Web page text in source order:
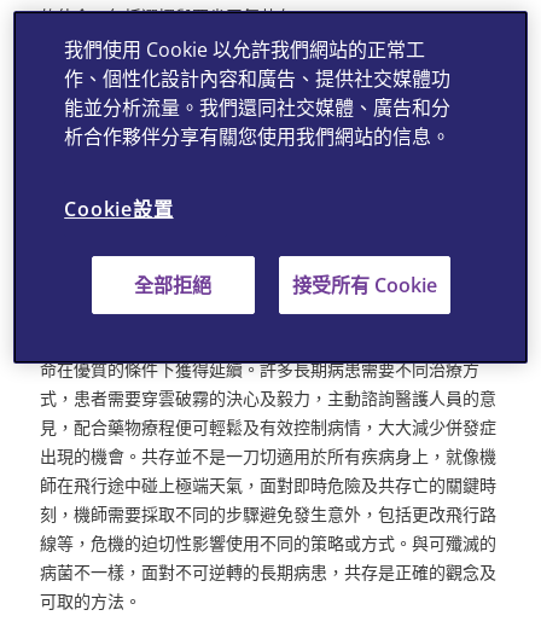
的使命，包括選擇與惡劣天氣共存。
天氣不似預期的情況也適用於健康身上，縱使你不菸不酒，加
上定期運動，外表也比實際年齡為輕，礙於家族遺傳病史或生
活習慣等，各項健康指數卻未如理想，部份『非傳染疾病』在
沒有預警之下悄悄降臨及默默發展，例如心血管疾病、痛症、
飛機燃油短缺下仍在空中盤旋，罔顧後果，欠缺應變計劃將為
生尊貴會員。
對待『非傳染性疾病』其中一個竅妙便是共存，這並非懦弱的
命在優質的條件下獲得延續。許多長期病患需要不同治療方
式，患者需要穿雲破霧的決心及毅力，主動諮詢醫護人員的意
見，配合藥物療程便可輕鬆及有效控制病情，大大減少併發症
出現的機會。共存並不是一刀切適用於所有疾病身上，就像機
師在飛行途中碰上極端天氣，面對即時危險及共存亡的關鍵時
刻，機師需要採取不同的步驟避免發生意外，包括更改飛行路
線等，危機的迫切性影響使用不同的策略或方式。與可殲滅的
病菌不一樣，面對不可逆轉的長期病患，共存是正確的觀念及
可取的方法。
我們使用 Cookie 以允許我們網站的正常工
作、個性化設計內容和廣告、提供社交媒體功
能並分析流量。我們還同社交媒體、廣告和分
析合作夥伴分享有關您使用我們網站的信息。
Cookie設置
全部拒絕 接受所有 Cookie